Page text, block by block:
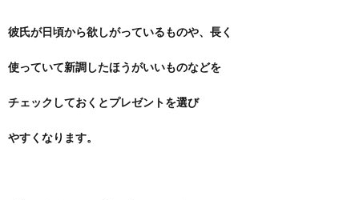
彼氏が日頃から欲しがっているものや、長く
使っていて新調したほうがいいものなどを
チェックしておくとプレゼントを選び
やすくなります。